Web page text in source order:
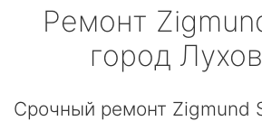
Ремонт
город
Срочный ремонт Zigmund